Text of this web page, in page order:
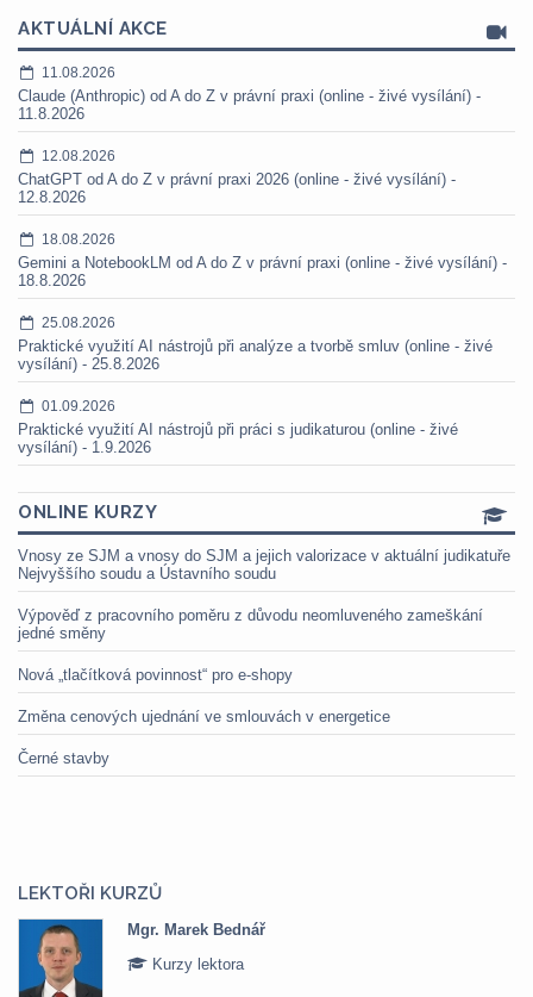
AKTUÁLNÍ AKCE
11.08.2026
Claude (Anthropic) od A do Z v právní praxi (online - živé vysílání) -
11.8.2026
12.08.2026
ChatGPT od A do Z v právní praxi 2026 (online - živé vysílání) -
12.8.2026
18.08.2026
Gemini a NotebookLM od A do Z v právní praxi (online - živé vysílání) -
18.8.2026
25.08.2026
Praktické využití AI nástrojů při analýze a tvorbě smluv (online - živé
vysílání) - 25.8.2026
01.09.2026
Praktické využití AI nástrojů při práci s judikaturou (online - živé
vysílání) - 1.9.2026
ONLINE KURZY
Vnosy ze SJM a vnosy do SJM a jejich valorizace v aktuální judikatuře
Nejvyššího soudu a Ústavního soudu
Výpověď z pracovního poměru z důvodu neomluveného zameškání
jedné směny
Nová „tlačítková povinnost“ pro e-shopy
Změna cenových ujednání ve smlouvách v energetice
Černé stavby
LEKTOŘI KURZŮ
Mgr. Marek Bednář
Kurzy lektora